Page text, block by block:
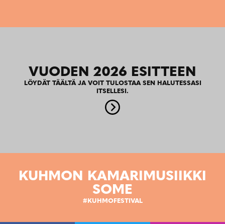
VUODEN 2026 ESITTEEN
LÖYDÄT TÄÄLTÄ JA VOIT TULOSTAA SEN HALUTESSASI
ITSELLESI.
KUHMON KAMARIMUSIIKKI
SOME
#KUHMOFESTIVAL